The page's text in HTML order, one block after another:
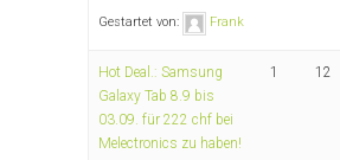
Gestartet von: Frank
Hot Deal.: Samsung
Galaxy Tab 8.9 bis
03.09. für 222 chf bei
Melectronics zu haben!
1 12